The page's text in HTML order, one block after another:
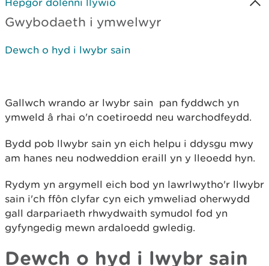
Hepgor dolenni llywio
Gwybodaeth i ymwelwyr
Dewch o hyd i lwybr sain
Gallwch wrando ar lwybr sain pan fyddwch yn
ymweld â rhai o'n coetiroedd neu warchodfeydd.
Bydd pob llwybr sain yn eich helpu i ddysgu mwy
am hanes neu nodweddion eraill yn y lleoedd hyn.
Rydym yn argymell eich bod yn lawrlwytho'r llwybr
sain i'ch ffôn clyfar cyn eich ymweliad oherwydd
gall darpariaeth rhwydwaith symudol fod yn
gyfyngedig mewn ardaloedd gwledig.
Dewch o hyd i lwybr sain